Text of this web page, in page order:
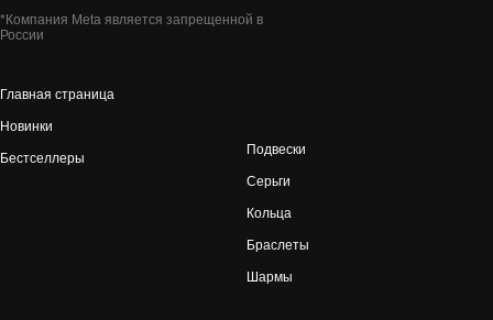
*Компания Meta является запрещенной в
России
Главная страница
Новинки
Бестселлеры
Подвески
Серьги
Кольца
Браслеты
Шармы